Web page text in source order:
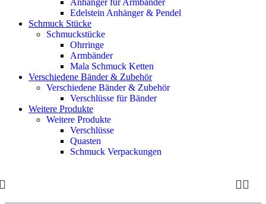
Anhänger für Armbänder
Edelstein Anhänger & Pendel
Schmuck Stücke
Schmuckstücke
Ohrringe
Armbänder
Mala Schmuck Ketten
Verschiedene Bänder & Zubehör
Verschiedene Bänder & Zubehör
Verschlüsse für Bänder
Weitere Produkte
Weitere Produkte
Verschlüsse
Quasten
Schmuck Verpackungen